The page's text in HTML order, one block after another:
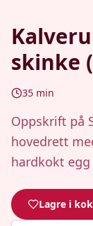
skinke
35 min
Oppskrift på
hovedrett
hardkokt
Lagre i